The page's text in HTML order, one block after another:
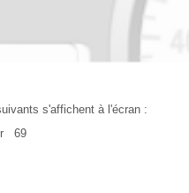
s'affichent à l'écran :
69